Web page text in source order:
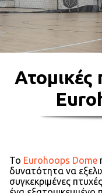
Ατομικές
Το Eurohoops Dome
δυνατότητα να
συγκεκριμένες